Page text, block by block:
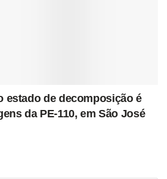
estado de decomposição é
da PE-110, em São José